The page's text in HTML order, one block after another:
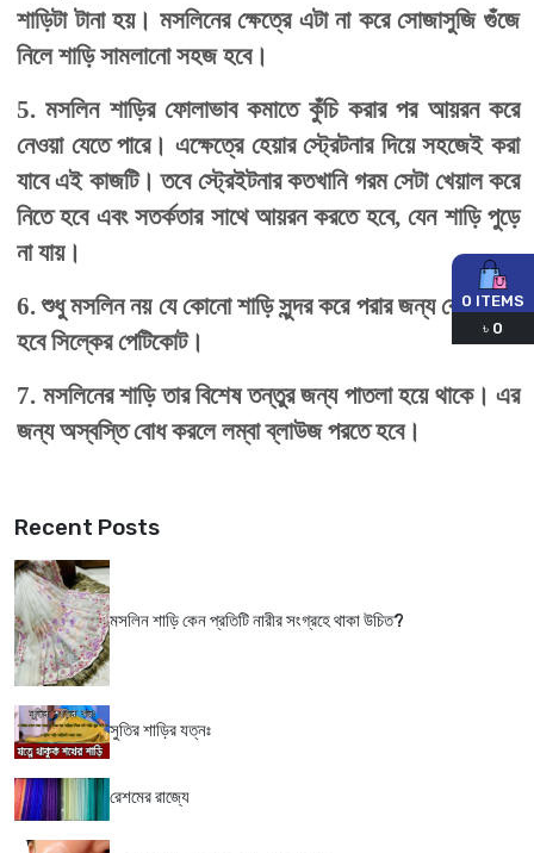
শাড়িটা টানা হয়। মসলিনের ক্ষেত্রে এটা না করে সোজাসুজি গুঁজে
নিলে শাড়ি সামলানো সহজ হবে।
5. মসলিন শাড়ির ফোলাভাব কমাতে কুঁচি করার পর আয়রন করে
নেওয়া যেতে পারে। এক্ষেত্রে হেয়ার স্ট্রেটনার দিয়ে সহজেই করা
যাবে এই কাজটি। তবে স্ট্রেইটনার কতখানি গরম সেটা খেয়াল করে
নিতে হবে এবং সতর্কতার সাথে আয়রন করতে হবে, যেন শাড়ি পুড়ে
না যায়।
6. শুধু মসলিন নয় যে কোনো শাড়ি সুন্দর করে পরার জন্য বেছে নিতে
হবে সিল্কের পেটিকোট।
7. মসলিনের শাড়ি তার বিশেষ তন্তুর জন্য পাতলা হয়ে থাকে। এর
জন্য অস্বস্তি বোধ করলে লম্বা ব্লাউজ পরতে হবে।
Recent Posts
মসলিন শাড়ি কেন প্রতিটি নারীর সংগ্রহে থাকা উচিত?
সুতির শাড়ির যত্নঃ
রেশমের রাজ্যে
0 ITEMS
৳ 0